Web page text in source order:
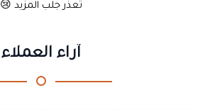
تعذر جلب المزيد 😢
آراء العملاء